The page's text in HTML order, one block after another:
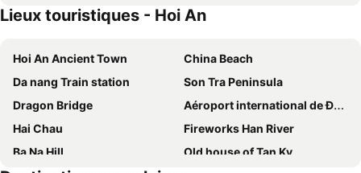
Reu Boutique Hotel
Hotel Royal Hoi An - MGallery
Hoian Sincerity Hotel & Spa
Hoian Central Hotel
Aira Boutique Hoi An
Hoi An Central Boutique Hotel & Spa
The Signature Hoi An
Soluna D'Annam - The Art of Hoi An Relaxation
Laluna Hoi An Riverside Hotel & Spa
Ally Beach Boutique Hotel Hoian
RMH Le Belhamy Beach Resort
Ahoy Hoi An Boutique Resort & Spa
Lieux touristiques - Hoi An
Hoi An Ancient Town
China Beach
Da nang Train station
Son Tra Peninsula
Dragon Bridge
Aéroport international de Đà Nẵng
Hai Chau
Fireworks Han River
Ba Na Hill
Old house of Tan Ky